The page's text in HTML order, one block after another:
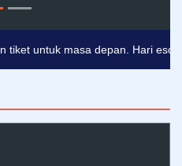
untuk masa depan. Hari esok